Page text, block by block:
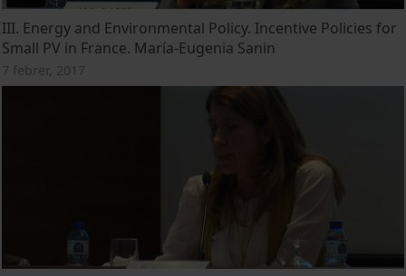
III. Energy and Environmental Policy. Incentive Policies for
Small PV in France. María-Eugenia Sanin
7 febrer, 2017